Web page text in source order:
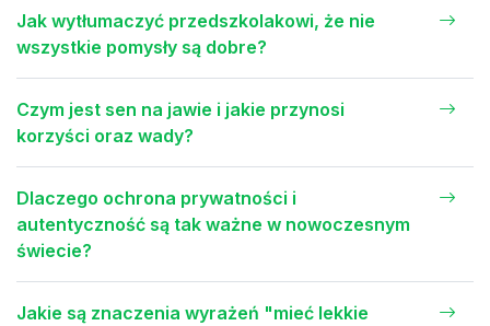
Jak wytłumaczyć przedszkolakowi, że nie
wszystkie pomysły są dobre?
Czym jest sen na jawie i jakie przynosi
korzyści oraz wady?
Dlaczego ochrona prywatności i
autentyczność są tak ważne w nowoczesnym
świecie?
Jakie są znaczenia wyrażeń "mieć lekkie